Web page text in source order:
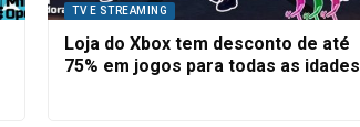
TV E STREAMING
Loja do Xbox tem desconto de até
75% em jogos para todas as idades